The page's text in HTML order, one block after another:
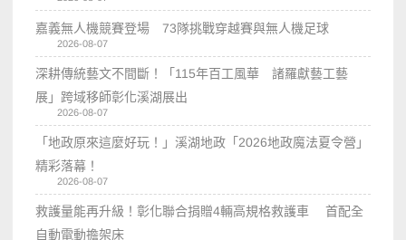
嘉義無人機競賽登場 73隊挑戰穿越賽與無人機足球
2026-08-07
深耕傳統藝文不間斷！「115年百工風華 諸羅獻藝工藝
展」跨域移師彰化溪湖展出
2026-08-07
「地政原來這麼好玩！」溪湖地政「2026地政魔法夏令營」
精彩落幕！
2026-08-07
救護量能再升級！彰化聯合捐贈4輛高規格救護車 首配全
自動電動擔架床